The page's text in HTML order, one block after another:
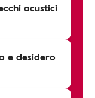
acustici
e desidero